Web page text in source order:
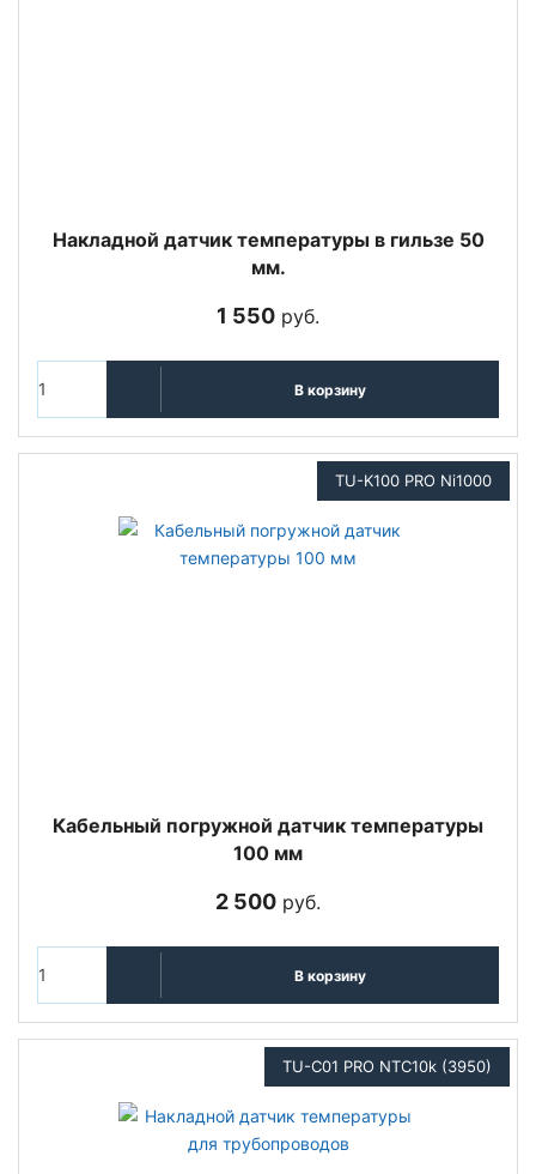
Накладной датчик температуры в гильзе 50
мм.
1 550 руб.
В корзину
TU-K100 PRO Ni1000
Кабельный погружной датчик температуры
100 мм
2 500 руб.
В корзину
TU-C01 PRO NTC10k (3950)